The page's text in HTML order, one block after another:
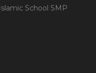
School SMP